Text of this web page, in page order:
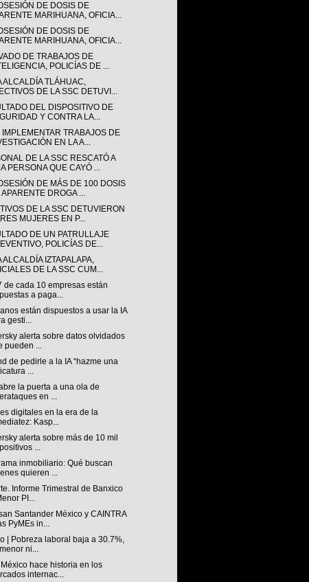
DE DOSIS DE
MARIHUANA, OFICIA...
DE DOSIS DE
MARIHUANA, OFICIA...
DE TRABAJOS DE
POLICÍAS DE ...
ALCALDÍA TLÁHUAC,
DE LA SSC DETUVI...
DEL DISPOSITIVO DE
Y CONTRA LA...
IMPLEMENTAR TRABAJOS DE
EN LA A...
DE LA SSC RESCATÓ A
PERSONA QUE CAYÓ ...
DE MÁS DE 100 DOSIS
APARENTE DROGA ...
DE LA SSC DETUVIERON
MUJERES EN P...
DE UN PATRULLAJE
POLICÍAS DE...
ALCALDÍA IZTAPALAPA,
DE LA SSC CUM...
de cada 10 empresas están
a paga...
están dispuestos a usar la IA
gesti...
alerta sobre datos olvidados
pueden ...
de pedirle a la IA “hazme una
...
la puerta a una ola de
en ...
digitales en la era de la
Kasp...
alerta sobre más de 10 mil
...
inmobiliario: Qué buscan
quieren ...
Informe Trimestral de Banxico
PI...
Santander México y CAINTRA
PyMEs in...
| Pobreza laboral baja a 30.7%,
ni...
México hace historia en los
internac...